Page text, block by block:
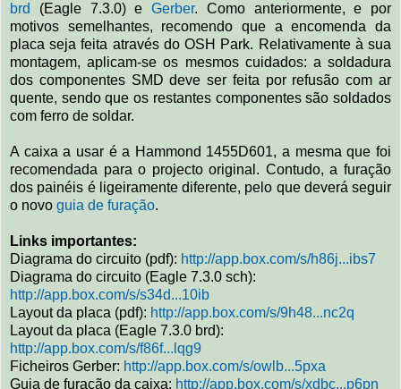
brd
(Eagle 7.3.0) e Gerber. Como anteriormente, e por
motivos semelhantes, recomendo que a encomenda da
placa seja feita através do OSH Park. Relativamente à sua
montagem, aplicam-se os mesmos cuidados: a soldadura
dos componentes SMD deve ser feita por refusão com ar
quente, sendo que os restantes componentes são soldados
com ferro de soldar.
A caixa a usar é a Hammond 1455D601, a mesma que foi
recomendada para o projecto original. Contudo, a furação
dos painéis é ligeiramente diferente, pelo que deverá seguir
o novo guia de furação.
Links importantes:
Diagrama do circuito (pdf): http://app.box.com/s/h86j...ibs7
Diagrama do circuito (Eagle 7.3.0 sch):
http://app.box.com/s/s34d...10ib
Layout da placa (pdf): http://app.box.com/s/9h48...nc2q
Layout da placa (Eagle 7.3.0 brd):
http://app.box.com/s/f86f...lqg9
Ficheiros Gerber: http://app.box.com/s/owlb...5pxa
Guia de furação da caixa: http://app.box.com/s/xdbc...p6pn